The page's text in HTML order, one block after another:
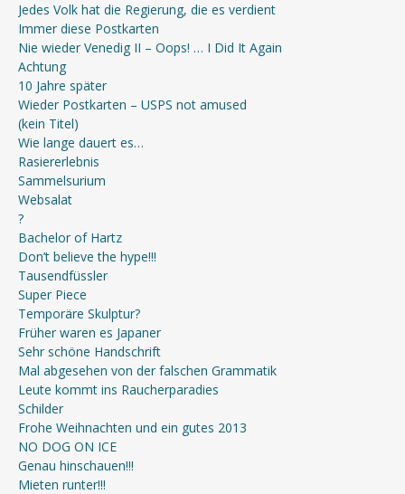
Jedes Volk hat die Regierung, die es verdient
Immer diese Postkarten
Nie wieder Venedig II – Oops! … I Did It Again
Achtung
10 Jahre später
Wieder Postkarten – USPS not amused
(kein Titel)
Wie lange dauert es…
Rasiererlebnis
Sammelsurium
Websalat
?
Bachelor of Hartz
Don’t believe the hype!!!
Tausendfüssler
Super Piece
Temporäre Skulptur?
Früher waren es Japaner
Sehr schöne Handschrift
Mal abgesehen von der falschen Grammatik
Leute kommt ins Raucherparadies
Schilder
Frohe Weihnachten und ein gutes 2013
NO DOG ON ICE
Genau hinschauen!!!
Mieten runter!!!